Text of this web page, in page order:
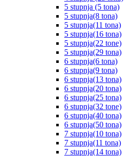
5 stupnja (5 tona)
5 stupnja(8 tona)
5 stupnja(11 tona)
5 stupnja(16 tona)
5 stupnja(22 tone)
5 stupnja(29 tona)
6 stupnja(6 tona)
6 stupnja(9 tona)
6 stupnja(13 tona)
6 stupnja(20 tona)
6 stupnja(25 tona)
6 stupnja(32 tone)
6 stupnja(40 tona)
6 stupnja(50 tona)
7 stupnja(10 tona)
7 stupnja(11 tona)
7 stupnja(14 tona)